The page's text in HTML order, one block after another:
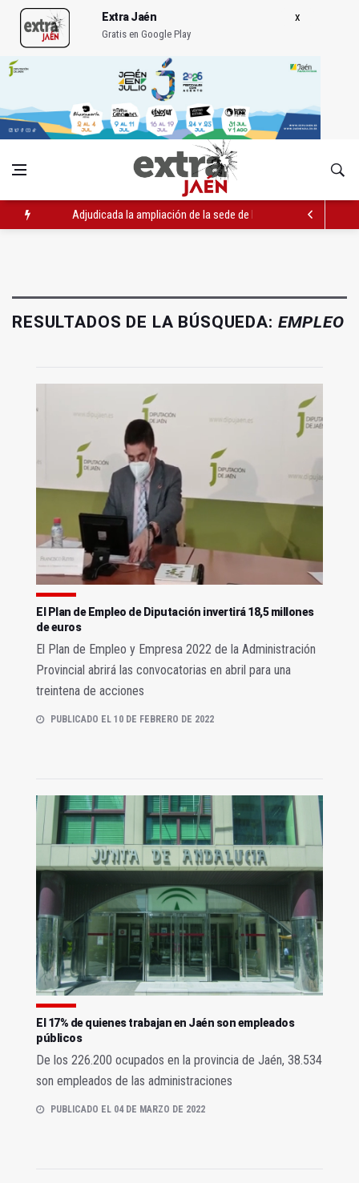
Extra Jaén
Gratis en Google Play
Adjudicada la ampliación de la sede de la Junta en la avenida
RESULTADOS DE LA BÚSQUEDA: EMPLEO
El Plan de Empleo de Diputación invertirá 18,5 millones
de euros
El Plan de Empleo y Empresa 2022 de la Administración
Provincial abrirá las convocatorias en abril para una
treintena de acciones
PUBLICADO EL 10 DE FEBRERO DE 2022
El 17% de quienes trabajan en Jaén son empleados
públicos
De los 226.200 ocupados en la provincia de Jaén, 38.534
son empleados de las administraciones
PUBLICADO EL 04 DE MARZO DE 2022